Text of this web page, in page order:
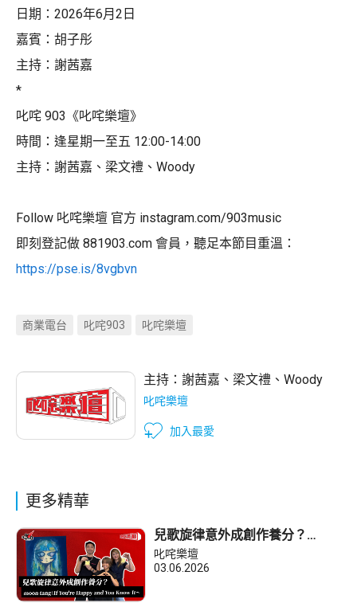
日期：2026年6月2日
嘉賓：胡子彤
主持：謝茜嘉
*
叱咤 903《叱咤樂壇》
時間：逢星期一至五 12:00-14:00
主持：謝茜嘉、梁文禮、Woody
Follow 叱咤樂壇 官方 instagram.com/903music
即刻登記做 881903.com 會員，聽足本節目重溫：
https://pse.is/8vgbvn
商業電台 叱咤903 叱咤樂壇
主持： 謝茜嘉 、 梁文禮 、 Woody
叱咤樂壇
加入最愛
更多精華
兒歌旋律意外成創作養分？
moon tang：If You're Happy
and You Know It～
叱咤樂壇
03.06.2026